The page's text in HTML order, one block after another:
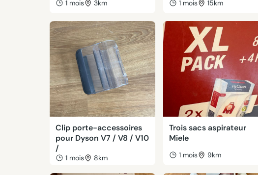
1 mois 3km 1 mois 15km
Clip porte-accessoires
pour Dyson V7 / V8 / V10
/
1 mois 8km
Trois sacs aspirateur
Miele
1 mois 9km